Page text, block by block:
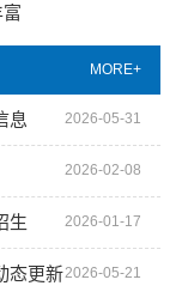
MORE+
息 2026-05-31
2026-02-08
生 2026-01-17
态更新2026-05-21